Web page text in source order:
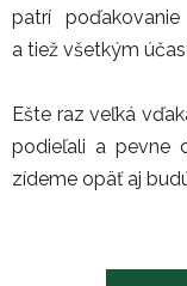
patrí
a tiež všetkým
Ešte raz veľká
podieľali a pevne
zídeme opäť aj